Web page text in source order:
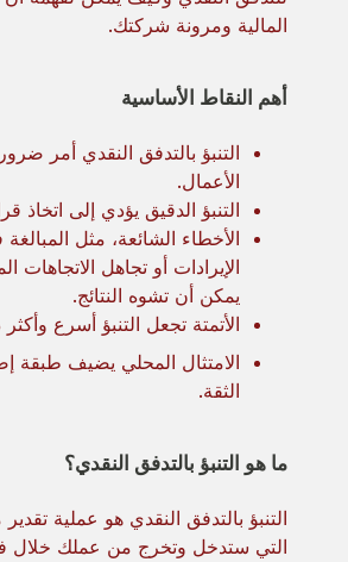
المالية ومرونة شركتك.
أهم النقاط الأساسية
التنبؤ بالتدفق النقدي أمر
الأعمال.
التنبؤ الدقيق يؤدي إلى اتخاذ
الأخطاء الشائعة، مثل المبالغة
الإيرادات أو تجاهل الاتجاهات
يمكن أن تشوه النتائج.
الأتمتة تجعل التنبؤ أسرع
الامتثال المحلي يضيف طبقة
الثقة.
ما هو التنبؤ بالتدفق النقدي؟
التنبؤ بالتدفق النقدي هو عملية تقدير
التي ستدخل وتخرج من عملك خلال